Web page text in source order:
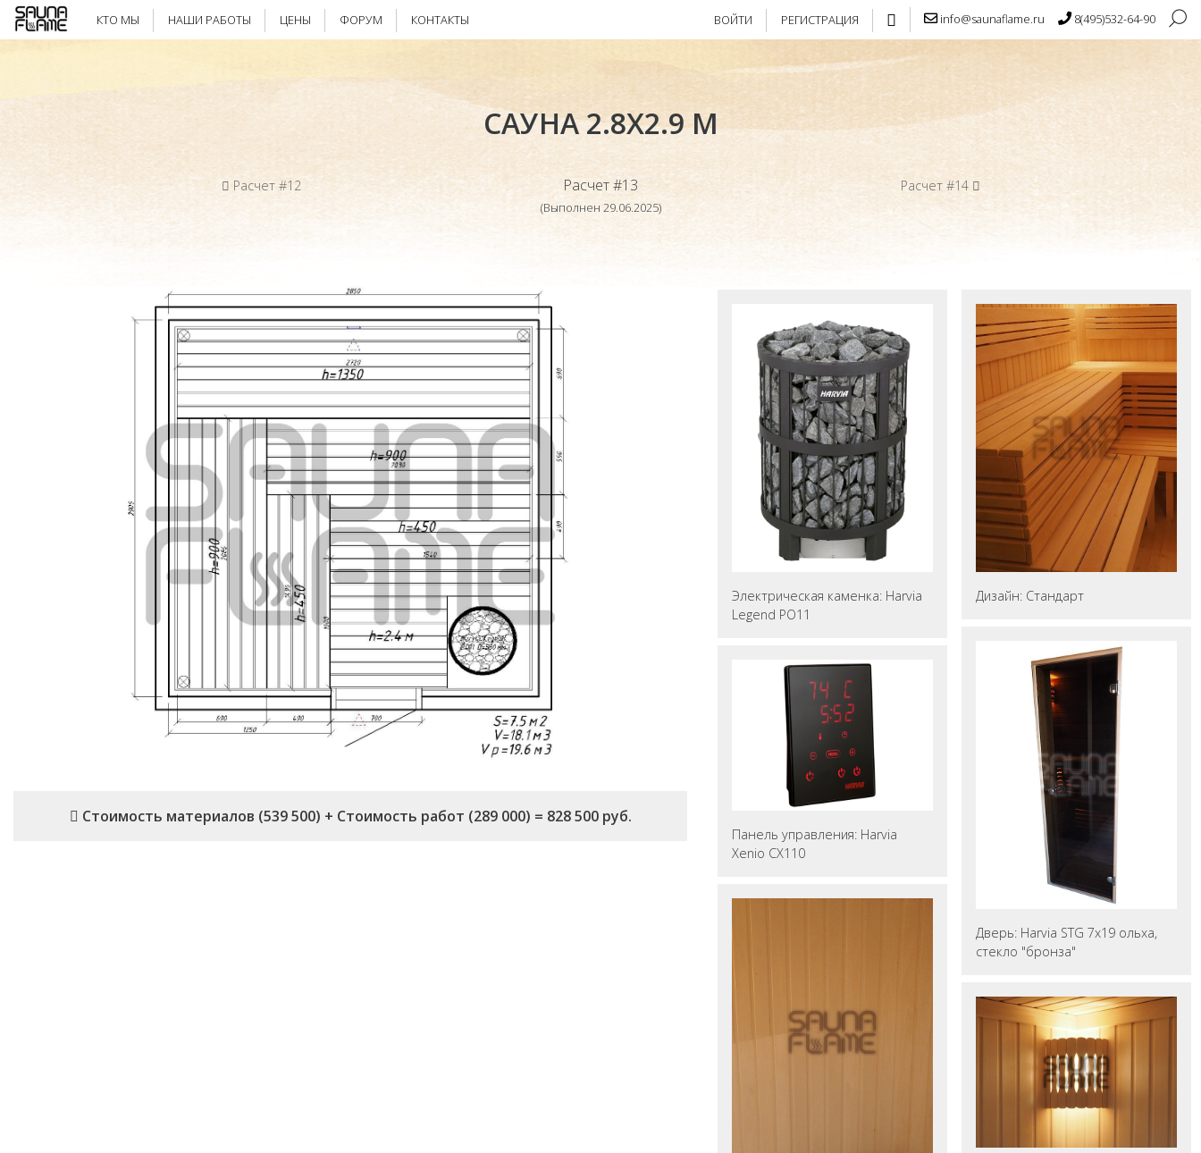
info@saunaflame.ru 8(495)532-64-90
КТО МЫ НАШИ РАБОТЫ ЦЕНЫ ФОРУМ КОНТАКТЫ ВОЙТИ РЕГИСТРАЦИЯ
САУНА 2.8Х2.9 М
Расчет #12 Расчет #13
(Выполнен 29.06.2025)
Расчет #14
Стоимость материалов (539 500) + Стоимость работ (289 000) = 828 500 руб.
Электрическая каменка: Harvia
Legend PO11
Панель управления: Harvia
Xenio CX110
Дизайн: Стандарт
Дверь: Harvia STG 7x19 ольха,
стекло "бронза"